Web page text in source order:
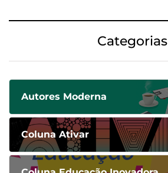
Categorias
Autores Moderna
Coluna Ativar